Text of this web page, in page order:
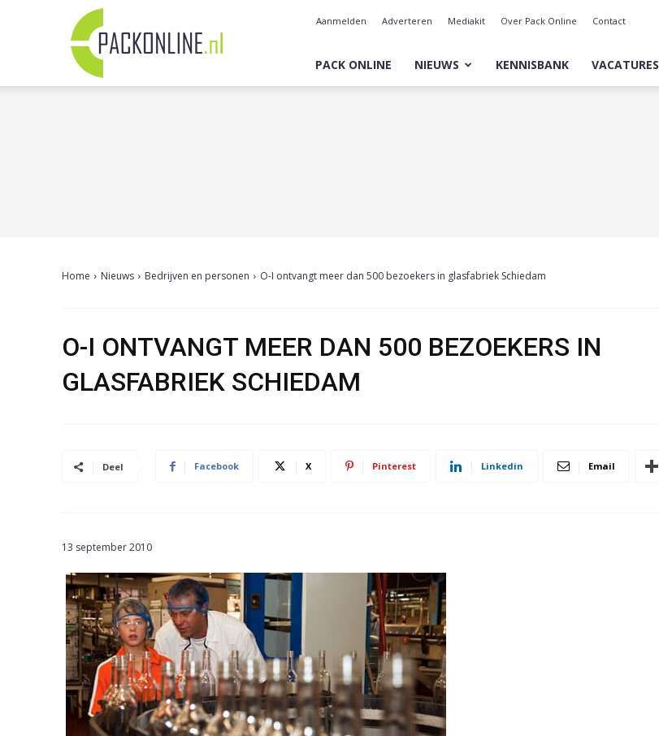
Pack
Online
Aanmelden Adverteren Mediakit Over Pack Online Contact
PACK ONLINE NIEUWS KENNISBANK VACATURES
Home Nieuws Bedrijven en personen O-I ontvangt meer dan 500 bezoekers in glasfabriek Schiedam
O-I ONTVANGT MEER DAN 500 BEZOEKERS IN
GLASFABRIEK SCHIEDAM
Deel Facebook X Pinterest Linkedin Email
13 september 2010